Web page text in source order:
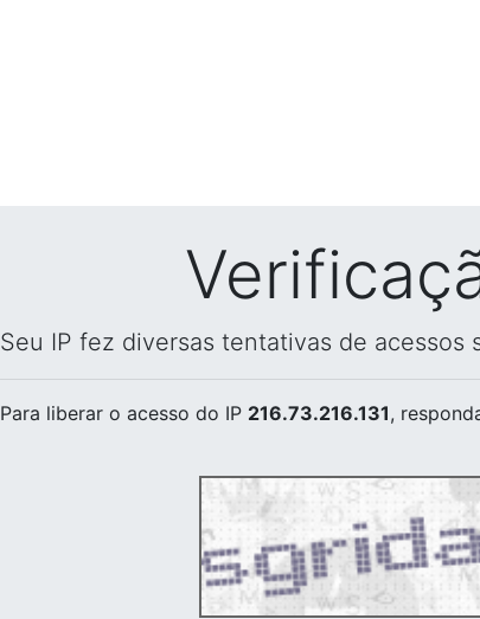
Seu IP fez diversas tentativas de
Para liberar o acesso do IP 216.73.216.131,